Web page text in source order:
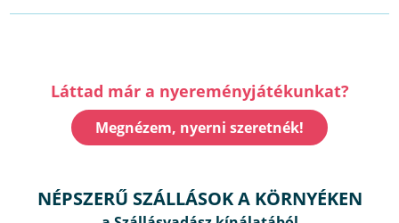
Láttad már a nyereményjátékunkat?
Megnézem, nyerni szeretnék!
NÉPSZERŰ SZÁLLÁSOK A KÖRNYÉKEN